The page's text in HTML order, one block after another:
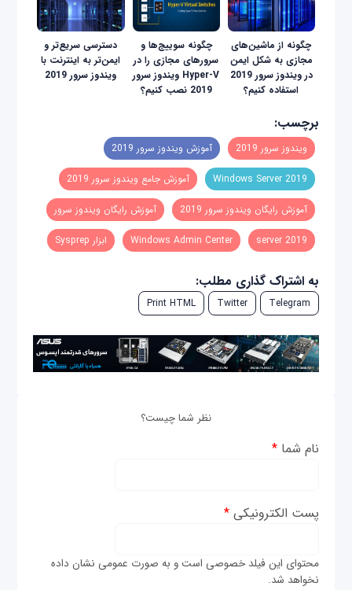
چگونه از ماشین‌های
مجازی به شکل ایمن
در ویندوز سرور 2019
استفاده کنیم؟
چگونه سوییج‌ها و
سرورهای مجازی را در
Hyper-V ویندوز سرور
2019 نصب کنیم؟
دسترسی سریع‌تر و
ایمن‌تر به اینترنت با
ویندوز سرور 2019
برچسب:
ویندوز سرور 2019 آموزش ویندوز سرور 2019
Windows Server 2019 آموزش جامع ویندوز سرور 2019
آموزش رایگان ویندوز سرور 2019 آموزش رایگان ویندوز سرور
server 2019
Windows Admin Center ابزار Sysprep
به اشتراک گذاری مطلب:
Telegram
Twitter
Print HTML
نظر شما چیست؟
نام شما*
پست الکترونیکی*
محتوای این فیلد خصوصی است و به صورت عمومی نشان داده
نخواهد شد.